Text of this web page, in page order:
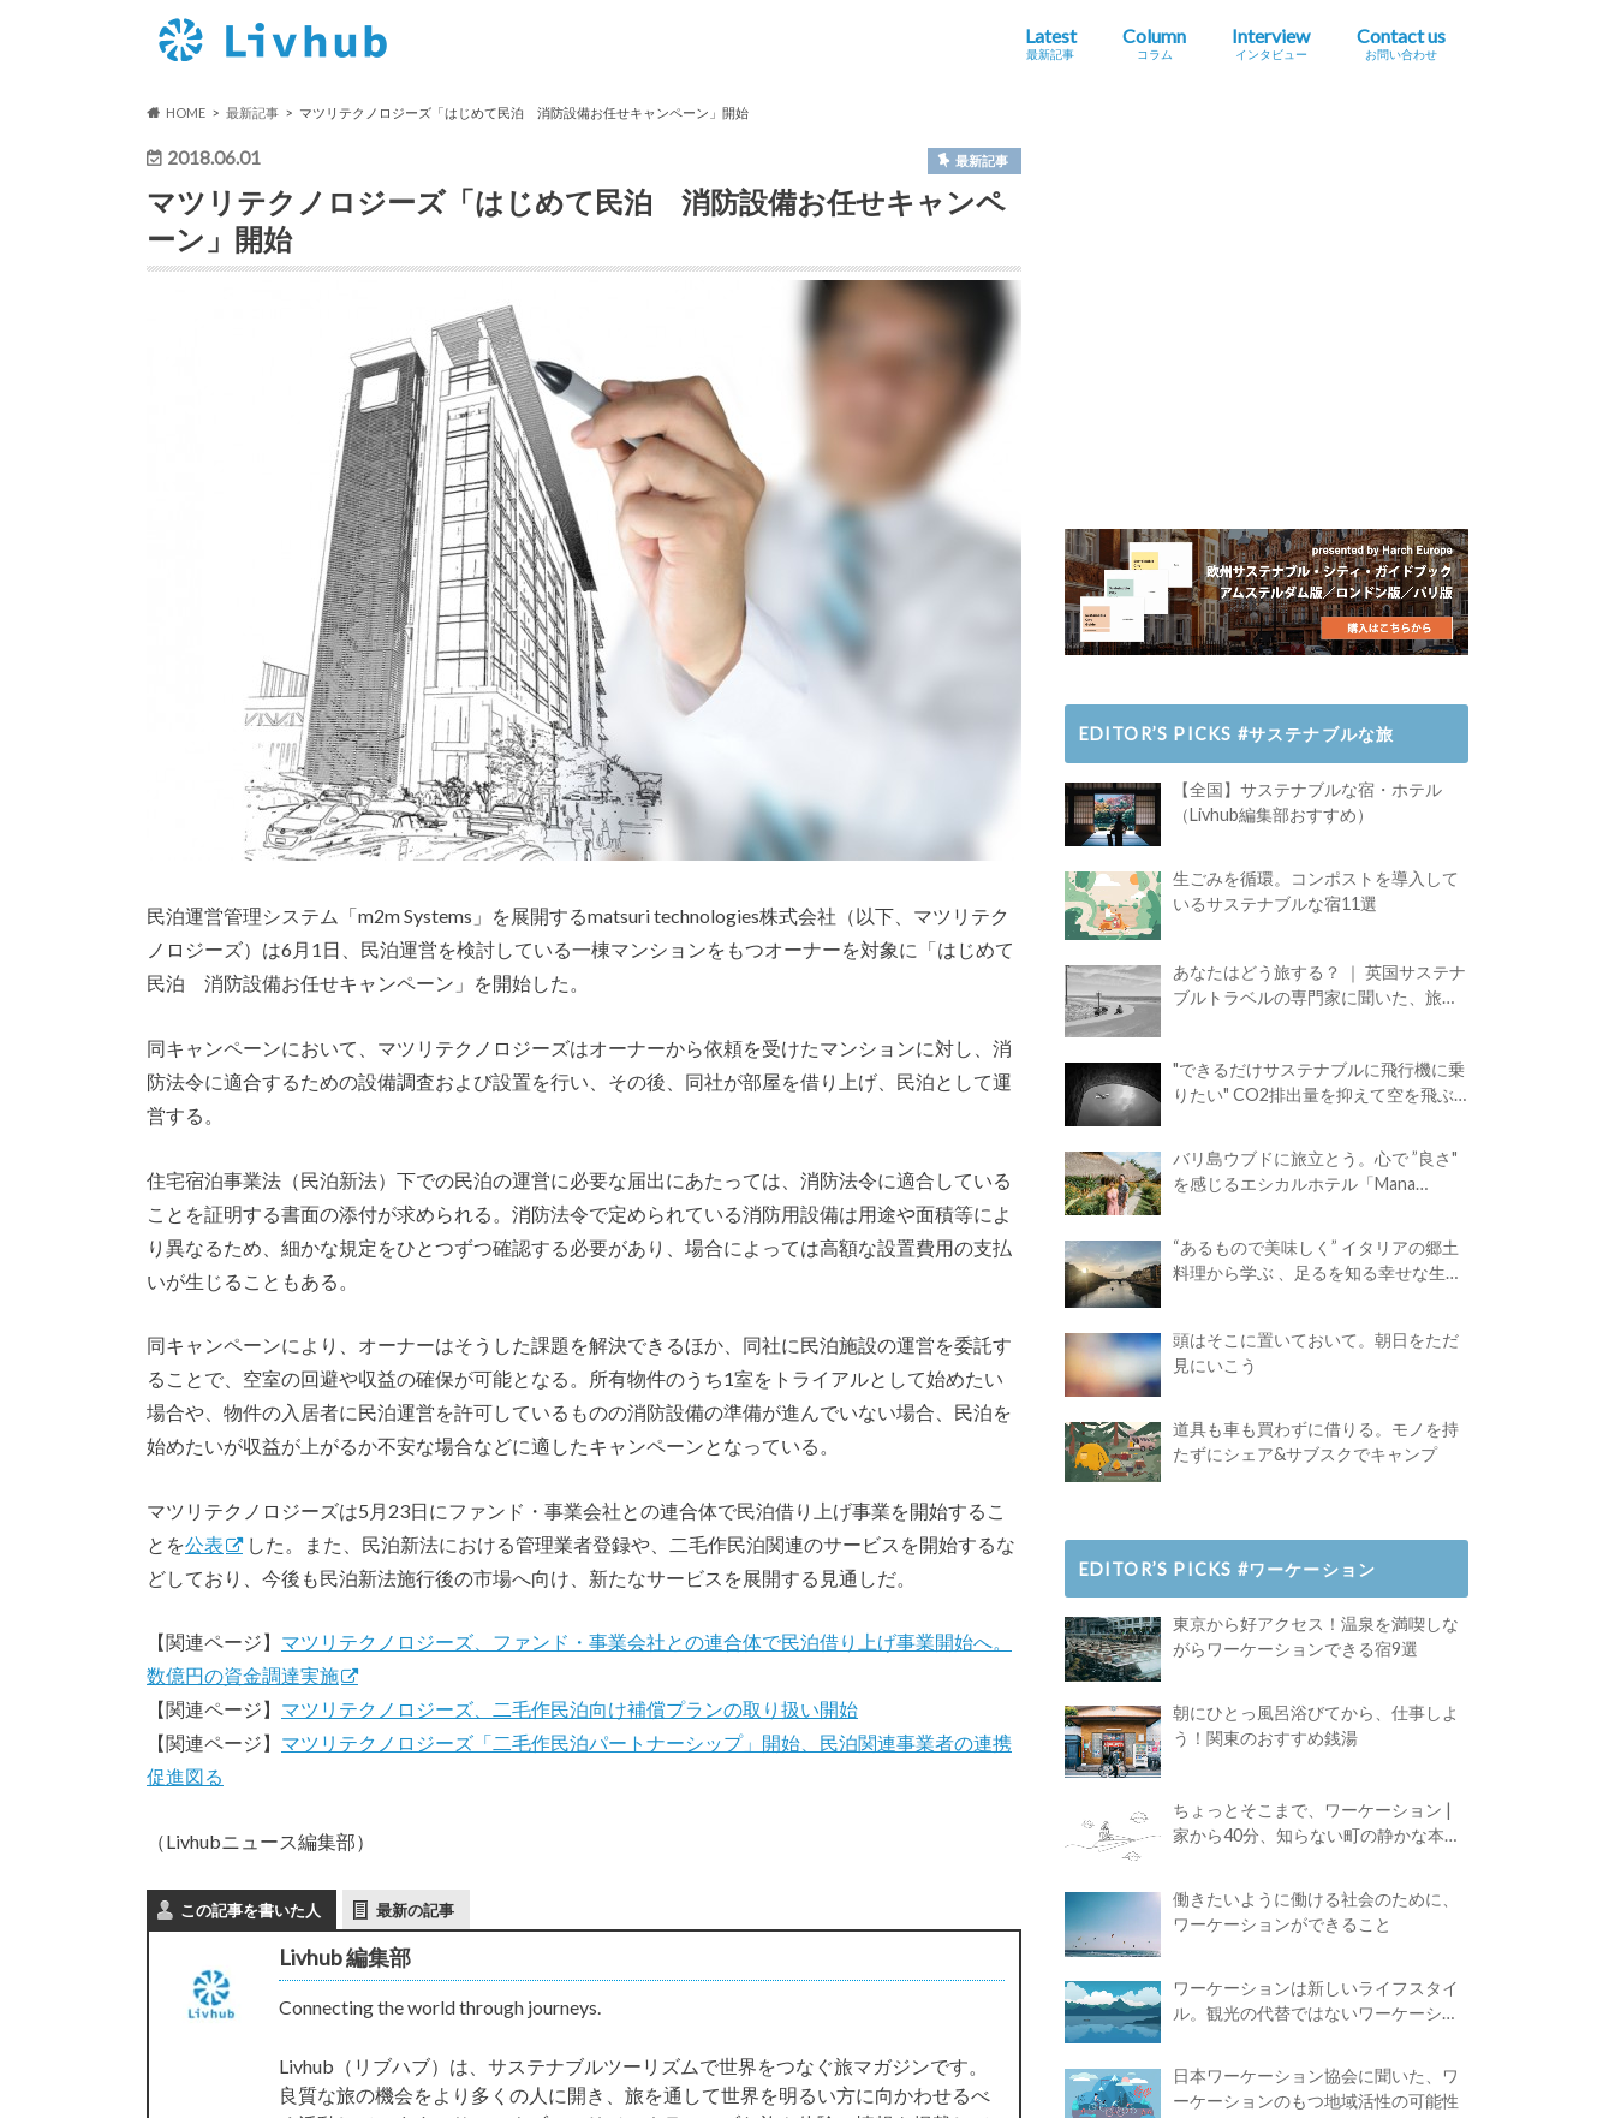
Latest
最新記事
Column
コラム
Interview
インタビュー
Contact us
お問い合わせ
HOME 最新記事 マツリテクノロジーズ「はじめて民泊 消防設備お任せキャンペーン」開始
2018.06.01 最新記事
マツリテクノロジーズ「はじめて民泊 消防設備お任せキャンペ
ーン」開始
民泊運営管理システム「m2m Systems」を展開するmatsuri technologies株式会社（以下、マツリテク
ノロジーズ）は6月1日、民泊運営を検討している一棟マンションをもつオーナーを対象に「はじめて
民泊 消防設備お任せキャンペーン」を開始した。
同キャンペーンにおいて、マツリテクノロジーズはオーナーから依頼を受けたマンションに対し、消
防法令に適合するための設備調査および設置を行い、その後、同社が部屋を借り上げ、民泊として運
営する。
住宅宿泊事業法（民泊新法）下での民泊の運営に必要な届出にあたっては、消防法令に適合している
ことを証明する書面の添付が求められる。消防法令で定められている消防用設備は用途や面積等によ
り異なるため、細かな規定をひとつずつ確認する必要があり、場合によっては高額な設置費用の支払
いが生じることもある。
同キャンペーンにより、オーナーはそうした課題を解決できるほか、同社に民泊施設の運営を委託す
ることで、空室の回避や収益の確保が可能となる。所有物件のうち1室をトライアルとして始めたい
場合や、物件の入居者に民泊運営を許可しているものの消防設備の準備が進んでいない場合、民泊を
始めたいが収益が上がるか不安な場合などに適したキャンペーンとなっている。
マツリテクノロジーズは5月23日にファンド・事業会社との連合体で民泊借り上げ事業を開始するこ
とを公表
した。また、民泊新法における管理業者登録や、二毛作民泊関連のサービスを開始するな
どしており、今後も民泊新法施行後の市場へ向け、新たなサービスを展開する見通しだ。
【関連ページ】 マツリテクノロジーズ、ファンド・事業会社との連合体で民泊借り上げ事業開始へ。
数億円の資金調達実施
【関連ページ】 マツリテクノロジーズ、二毛作民泊向け補償プランの取り扱い開始
【関連ページ】 マツリテクノロジーズ「二毛作民泊パートナーシップ」開始、民泊関連事業者の連携
促進図る
（Livhubニュース編集部）
この記事を書いた人 最新の記事
Livhub 編集部
Connecting the world through journeys.
Livhub（リブハブ）は、サステナブルツーリズムで世界をつなぐ旅マガジンです。
良質な旅の機会をより多くの人に開き、旅を通して世界を明るい方に向かわせるべ
EDITOR’S PICKS #サステナブルな旅
【全国】サステナブルな宿・ホテル
（Livhub編集部おすすめ）
生ごみを循環。コンポストを導入して
いるサステナブルな宿11選
あなたはどう旅する？ ｜ 英国サステナ
ブルトラベルの専門家に聞いた、旅の
"できるだけサステナブルに飛行機に乗
りたい" CO2排出量を抑えて空を飛ぶ
バリ島ウブドに旅立とう。心で ”良さ"
を感じるエシカルホテル「Mana
“あるもので美味しく” イタリアの郷土
料理から学ぶ 、足るを知る幸せな生き
頭はそこに置いておいて。朝日をただ
見にいこう
道具も車も買わずに借りる。モノを持
たずにシェア&サブスクでキャンプ
EDITOR’S PICKS #ワーケーション
東京から好アクセス！温泉を満喫しな
がらワーケーションできる宿9選
朝にひとっ風呂浴びてから、仕事しよ
う！関東のおすすめ銭湯
ちょっとそこまで、ワーケーション |
家から40分、知らない町の静かな本屋
働きたいように働ける社会のために、
ワーケーションができること
ワーケーションは新しいライフスタイ
ル。観光の代替ではないワーケーショ
日本ワーケーション協会に聞いた、ワ
ーケーションのもつ地域活性の可能性